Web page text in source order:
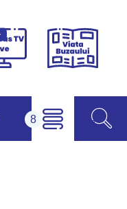
Campus
Viața